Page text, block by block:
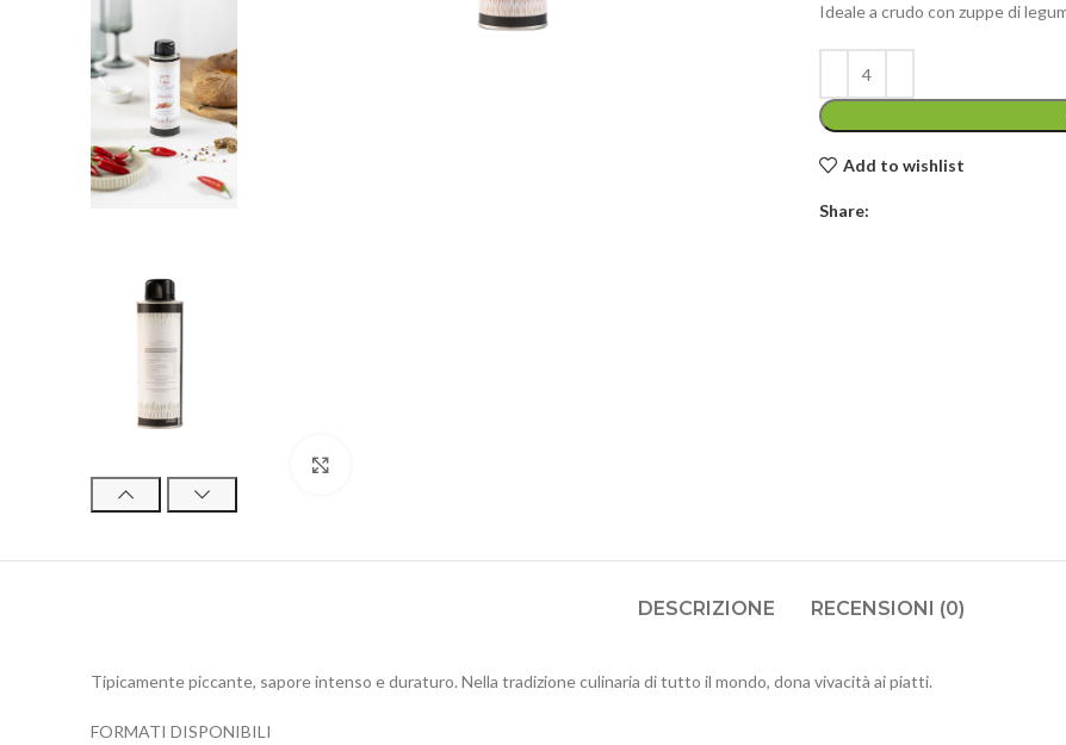
Ideale a crudo con zuppe di
Add to wishlist
Share:
DESCRIZIONE RECENSIONI (0)
Tipicamente piccante, sapore intenso e duraturo. Nella tradizione culinaria di tutto il mondo, dona vivacità ai piatti.
FORMATI DISPONIBILI